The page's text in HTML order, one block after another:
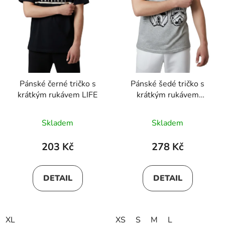
Pánské černé tričko s
krátkým rukávem LIFE
Skladem
203 Kč
DETAIL
XL
Pánské šedé tričko s
krátkým rukávem
Skladem
278 Kč
DETAIL
XS S M L